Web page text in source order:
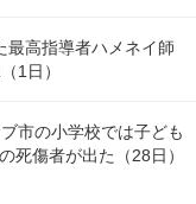
最高指導者ハメネイ師
1日）
市の小学校では子ども
死傷者が出た（28日）